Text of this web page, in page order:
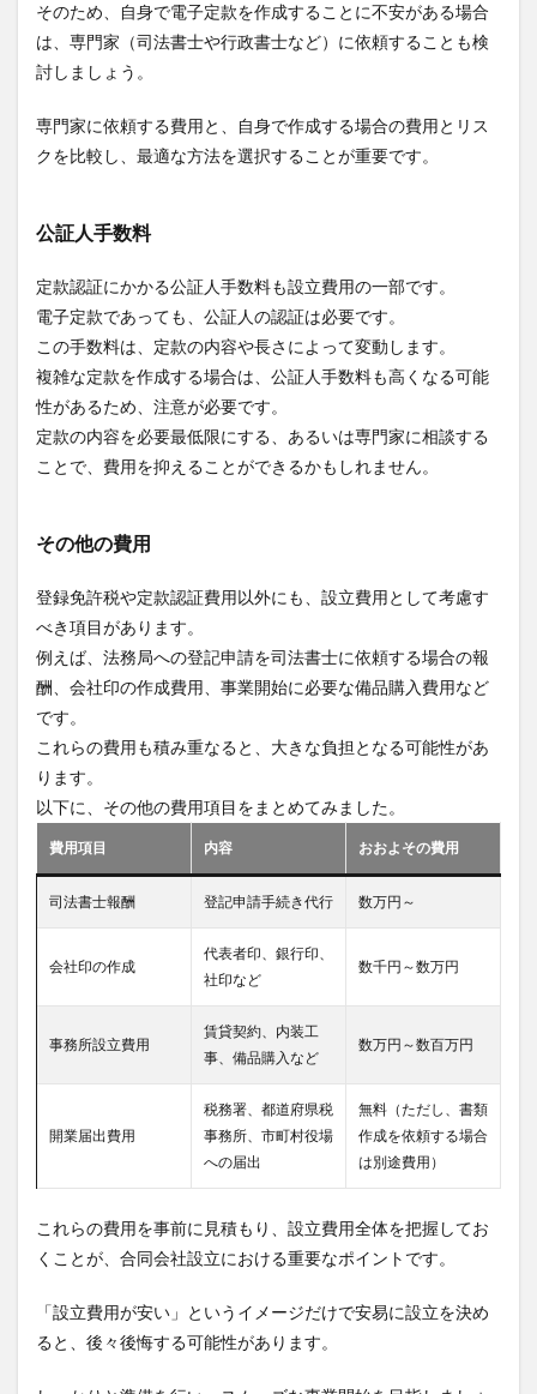
そのため、自身で電子定款を作成することに不安がある場合
は、専門家（司法書士や行政書士など）に依頼することも検
討しましょう。
専門家に依頼する費用と、自身で作成する場合の費用とリス
クを比較し、最適な方法を選択することが重要です。
公証人手数料
定款認証にかかる公証人手数料も設立費用の一部です。
電子定款であっても、公証人の認証は必要です。
この手数料は、定款の内容や長さによって変動します。
複雑な定款を作成する場合は、公証人手数料も高くなる可能
性があるため、注意が必要です。
定款の内容を必要最低限にする、あるいは専門家に相談する
ことで、費用を抑えることができるかもしれません。
その他の費用
登録免許税や定款認証費用以外にも、設立費用として考慮す
べき項目があります。
例えば、法務局への登記申請を司法書士に依頼する場合の報
酬、会社印の作成費用、事業開始に必要な備品購入費用など
です。
これらの費用も積み重なると、大きな負担となる可能性があ
ります。
以下に、その他の費用項目をまとめてみました。
費用項目 内容 おおよその費用
司法書士報酬 登記申請手続き代行 数万円～
会社印の作成
代表者印、銀行印、
社印など
数千円～数万円
事務所設立費用
賃貸契約、内装工
事、備品購入など
数万円～数百万円
開業届出費用
税務署、都道府県税
事務所、市町村役場
への届出
無料（ただし、書類
作成を依頼する場合
は別途費用）
これらの費用を事前に見積もり、設立費用全体を把握してお
くことが、合同会社設立における重要なポイントです。
「設立費用が安い」というイメージだけで安易に設立を決め
ると、後々後悔する可能性があります。